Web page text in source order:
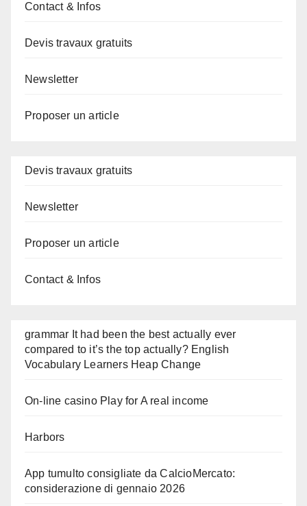
Contact & Infos
Devis travaux gratuits
Newsletter
Proposer un article
Devis travaux gratuits
Newsletter
Proposer un article
Contact & Infos
grammar It had been the best actually ever
compared to it’s the top actually? English
Vocabulary Learners Heap Change
On-line casino Play for A real income
Harbors
App tumulto consigliate da CalcioMercato:
considerazione di gennaio 2026